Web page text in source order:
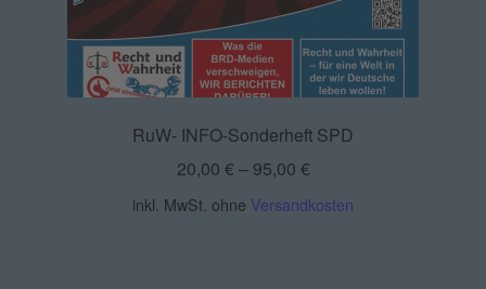
RuW- INFO-Sonderheft SPD
20,00 €– 95,00 €
inkl. MwSt. ohne Versandkosten